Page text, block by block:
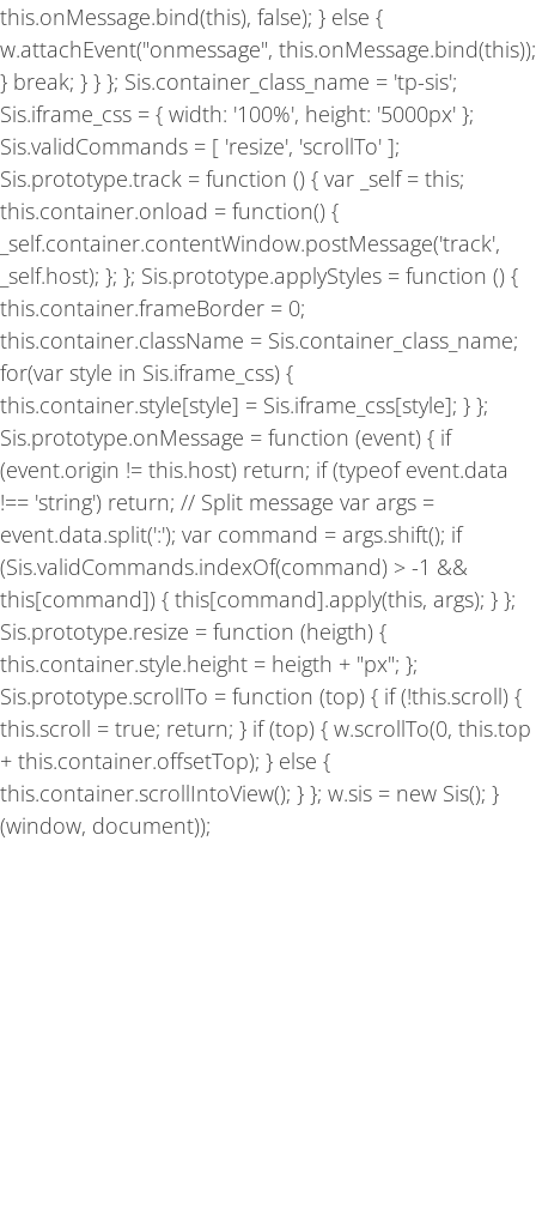
this.onMessage.bind(this), false); } else {
w.attachEvent("onmessage", this.onMessage.bind(this));
} break; } } }; Sis.container_class_name = 'tp-sis';
Sis.iframe_css = { width: '100%', height: '5000px' };
Sis.validCommands = [ 'resize', 'scrollTo' ];
Sis.prototype.track = function () { var _self = this;
this.container.onload = function() {
_self.container.contentWindow.postMessage('track',
_self.host); }; }; Sis.prototype.applyStyles = function () {
this.container.frameBorder = 0;
this.container.className = Sis.container_class_name;
for(var style in Sis.iframe_css) {
this.container.style[style] = Sis.iframe_css[style]; } };
Sis.prototype.onMessage = function (event) { if
(event.origin != this.host) return; if (typeof event.data
!== 'string') return; // Split message var args =
event.data.split(':'); var command = args.shift(); if
(Sis.validCommands.indexOf(command) > -1 &&
this[command]) { this[command].apply(this, args); } };
Sis.prototype.resize = function (heigth) {
this.container.style.height = heigth + "px"; };
Sis.prototype.scrollTo = function (top) { if (!this.scroll) {
this.scroll = true; return; } if (top) { w.scrollTo(0, this.top
+ this.container.offsetTop); } else {
this.container.scrollIntoView(); } }; w.sis = new Sis(); }
(window, document));